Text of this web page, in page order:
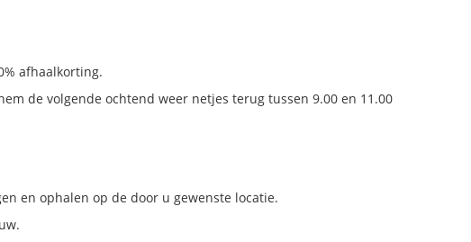
afhaalkorting.
de volgende ochtend weer netjes terug tussen 9.00 en 11.00
en ophalen op de door u gewenste locatie.